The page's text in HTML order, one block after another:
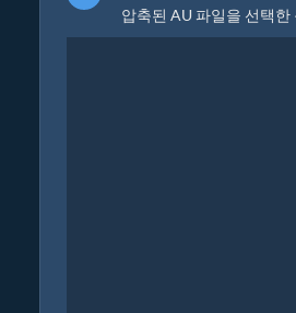
압축된 AU 파일을 선택